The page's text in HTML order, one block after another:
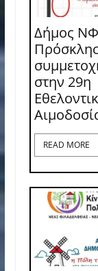
Δήμος
στην 29η
READ MORE